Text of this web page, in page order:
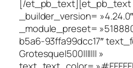
[/et_pb_text][et_pb_text
_builder_version= »4.24.0″
_module_preset=
b5a6-93ffa99dcc17″
Grotesque|500||||||| »